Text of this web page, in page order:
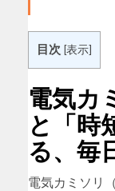
目次 [表示]
電気カ
と「時
る、毎
電気カミソリ